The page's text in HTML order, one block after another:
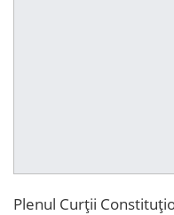
Plenul Curții